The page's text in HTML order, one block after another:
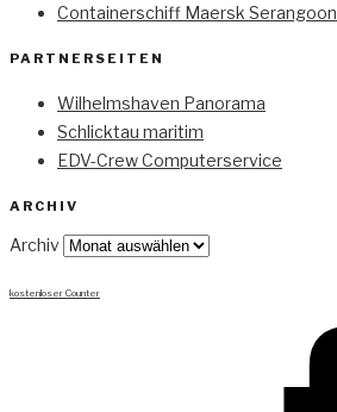
Containerschiff Maersk Serangoon
PARTNERSEITEN
Wilhelmshaven Panorama
Schlicktau maritim
EDV-Crew Computerservice
ARCHIV
Archiv
kostenloser Counter